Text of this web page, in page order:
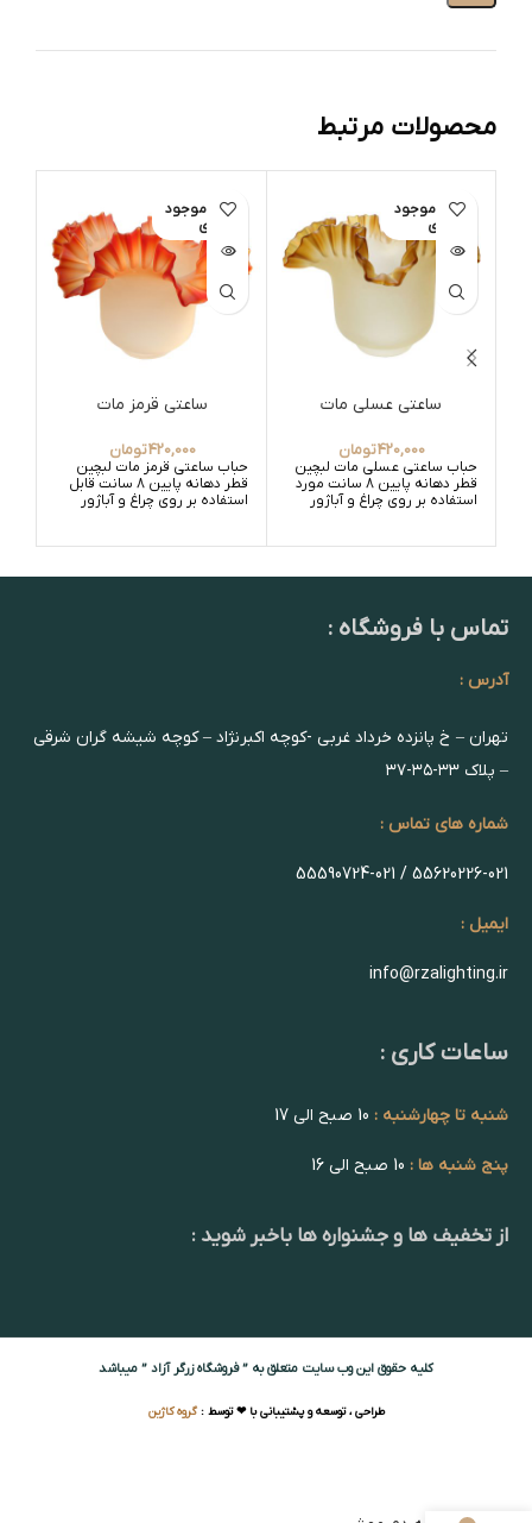
محصولات مرتبط
اتمام موجود
ی
ساعتی عسلی مات
420,000تومان
حباب ساعتی عسلی مات لبچین
قطر دهانه پایین 8 سانت مورد
استفاده بر روی چراغ و آباژور
اتمام موجود
ی
ساعتی قرمز مات
420,000تومان
حباب ساعتی قرمز مات لبچین
قطر دهانه پایین 8 سانت قابل
استفاده بر روی چراغ و آباژور
تماس با فروشگاه :
آدرس :
تهران – خ پانزده خرداد غربی -کوچه اکبرنژاد – کوچه شیشه گران شرقی
– پلاک ۳۳-۳۵-۳۷
شماره های تماس :
55620226-021 / 55590724-021
ایمیل :
info@rzalighting.ir
ساعات کاری :
شنبه تا چهارشنبه :
پنج شنبه ها :
از تخفیف ها و جشنواره ها باخبر شوید :
کلیه حقوق این وب سایت متعلق به ” فروشگاه زرگر آزاد ” میباشد
طراحی ، توسعه و پشتیبانی با ❤ توسط :گروه کاژین